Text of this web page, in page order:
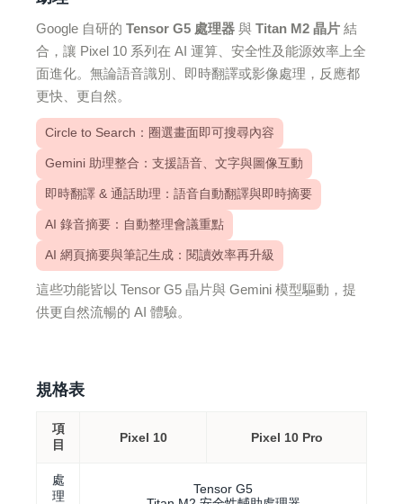
Google 自研的 Tensor G5 處理器 與 Titan M2 晶片 結
合，讓 Pixel 10 系列在 AI 運算、安全性及能源效率上全
面進化。無論語音識別、即時翻譯或影像處理，反應都
更快、更自然。
Circle to Search：圈選畫面即可搜尋內容
Gemini 助理整合：支援語音、文字與圖像互動
即時翻譯 & 通話助理：語音自動翻譯與即時摘要
AI 錄音摘要：自動整理會議重點
AI 網頁摘要與筆記生成：閱讀效率再升級
這些功能皆以 Tensor G5 晶片與 Gemini 模型驅動，提
供更自然流暢的 AI 體驗。
規格表
項
目
Pixel 10 Pixel 10 Pro
處
理
Tensor G5